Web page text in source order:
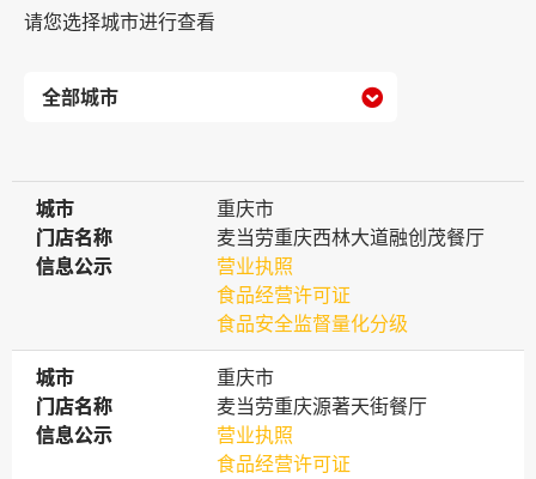
请您选择城市进行查看

城市
城市
重庆市
门店名称
门店名称
麦当劳重庆西林大道融创茂餐厅
信息公示
信息公示
营业执照
食品经营许可证
食品安全监督量化分级
城市
城市
重庆市
门店名称
门店名称
麦当劳重庆源著天街餐厅
信息公示
信息公示
营业执照
食品经营许可证